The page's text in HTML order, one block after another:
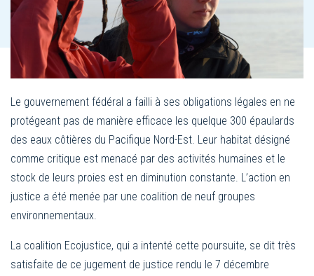
Le gouvernement fédéral a failli à ses obligations légales en ne
protégeant pas de manière efficace les quelque 300 épaulards
des eaux côtières du Pacifique Nord-Est. Leur habitat désigné
comme critique est menacé par des activités humaines et le
stock de leurs proies est en diminution constante. L’action en
justice a été menée par une coalition de neuf groupes
environnementaux.
La coalition Ecojustice, qui a intenté cette poursuite, se dit très
satisfaite de ce jugement de justice rendu le 7 décembre